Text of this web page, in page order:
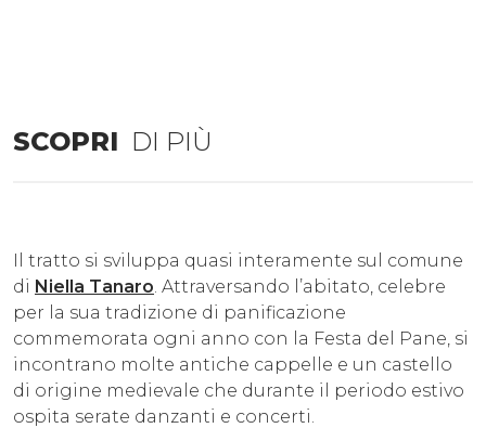
SCOPRI DI PIÙ
Il tratto si sviluppa quasi interamente sul comune
di Niella Tanaro. Attraversando l’abitato, celebre
per la sua tradizione di panificazione
commemorata ogni anno con la Festa del Pane, si
incontrano molte antiche cappelle e un castello
di origine medievale che durante il periodo estivo
ospita serate danzanti e concerti.